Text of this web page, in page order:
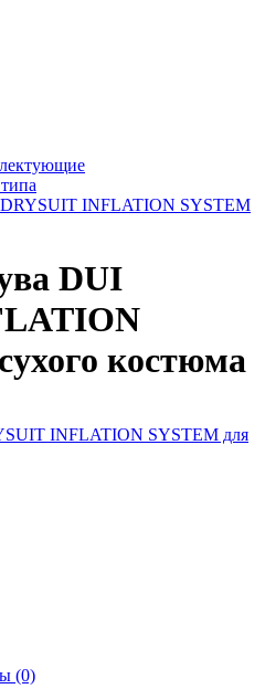
INFLATION SYSTEM
DUI
костюма
(0)